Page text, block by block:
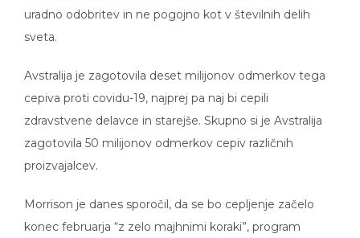
uradno odobritev in ne pogojno kot v številnih delih
sveta.
Avstralija je zagotovila deset milijonov odmerkov tega
cepiva proti covidu-19, najprej pa naj bi cepili
zdravstvene delavce in starejše. Skupno si je Avstralija
zagotovila 50 milijonov odmerkov cepiv različnih
proizvajalcev.
Morrison je danes sporočil, da se bo cepljenje začelo
konec februarja “z zelo majhnimi koraki”, program